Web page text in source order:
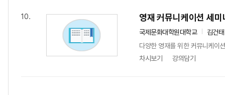
10. 영재 커뮤니케이션 세미
국제문화대학원대학교
김건태
다양한 영재를 위한 커뮤니케이
차시보기
강의담기